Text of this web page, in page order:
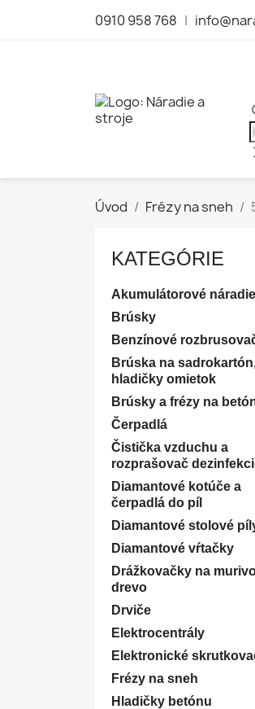
0910 958 768 |
Úvod Frézy na sneh
KATEGÓRIE
Akumulátorové náradie
Brúsky
Benzínové
Brúska na
hladičky omietok
Brúsky a frézy na
Čerpadlá
Čistička vzduchu a
rozprašovač
Diamantové kotúče a
čerpadlá do píl
Diamantové stolové
Diamantové vŕtačky
Drážkovačky na
drevo
Drviče
Elektrocentrály
Elektronické
Frézy na sneh
Hladičky betónu